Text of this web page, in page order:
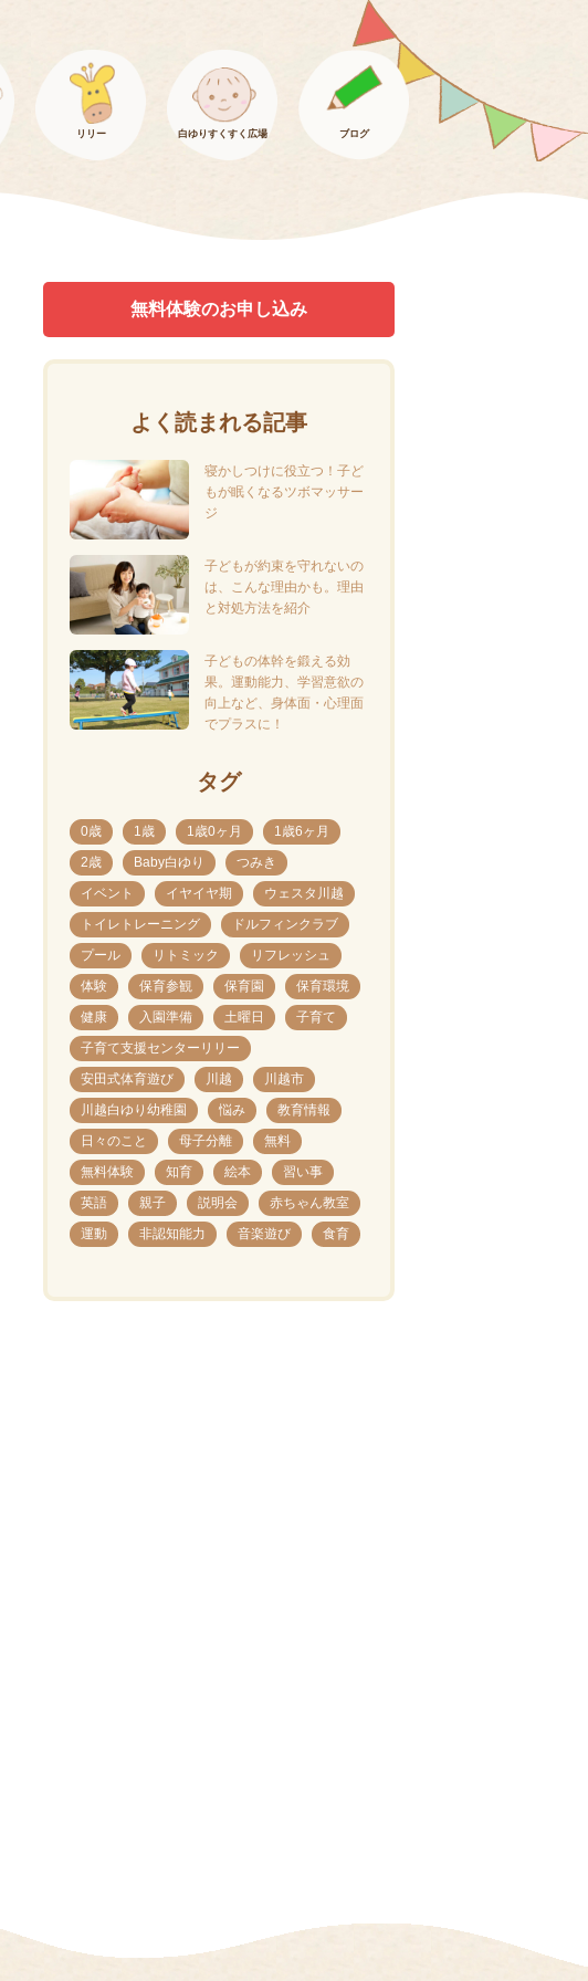
リリー 白ゆりすくすく広場 ブログ
無料体験のお申し込み
よく読まれる記事
寝かしつけに役立つ！子ど
もが眠くなるツボマッサー
ジ
子どもが約束を守れないの
は、こんな理由かも。理由
と対処方法を紹介
子どもの体幹を鍛える効
果。運動能力、学習意欲の
向上など、身体面・心理面
でプラスに！
タグ
0歳 1歳 1歳0ヶ月
1歳6ヶ月
2歳
Baby白ゆり
つみき
イベント
イヤイヤ期
ウェスタ川越
トイレトレーニング
ドルフィンクラブ
プール
リトミック
リフレッシュ
体験
保育参観 保育園
保育環境
健康
入園準備 土曜日
子育て
子育て支援センターリリー
安田式体育遊び
川越
川越市
川越白ゆり幼稚園
悩み
教育情報
日々のこと
母子分離
無料
無料体験
知育 絵本
習い事
英語
親子 説明会
赤ちゃん教室
運動
非認知能力 音楽遊び 食育